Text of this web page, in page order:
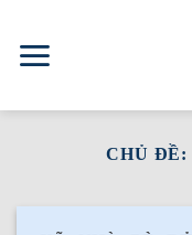
content
CHỦ ĐỀ: